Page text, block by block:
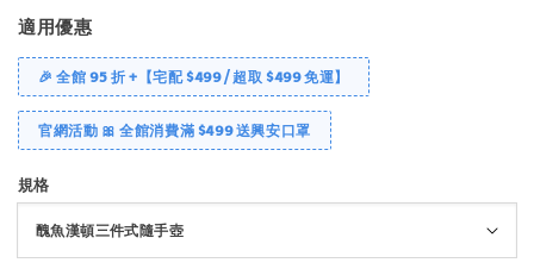
適用優惠
🎉 全館 95 折 +【宅配 $499 / 超取 $499 免運】
官網活動 🎀 全館消費滿 $499 送興安口罩
規格